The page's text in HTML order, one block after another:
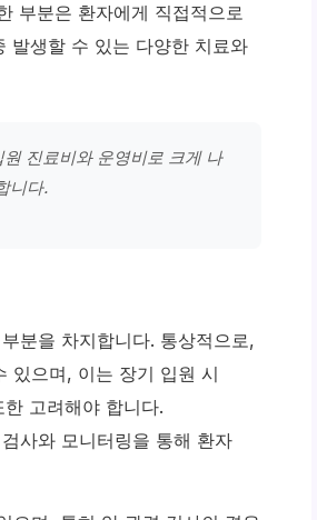
부분은 환자에게 직접적으로
발생할 수 있는 다양한 치료와
진료비와 운영비로 크게 나
니다.
분을 차지합니다. 통상적으로,
있으며, 이는 장기 입원 시
고려해야 합니다.
사와 모니터링을 통해 환자